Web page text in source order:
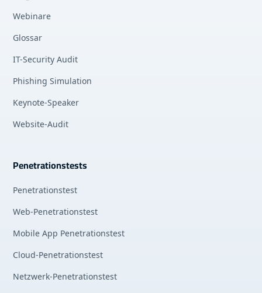
Webinare
Glossar
IT-Security Audit
Phishing Simulation
Keynote-Speaker
Website-Audit
Penetrationstests
Penetrationstest
Web-Penetrationstest
Mobile App Penetrationstest
Cloud-Penetrationstest
Netzwerk-Penetrationstest